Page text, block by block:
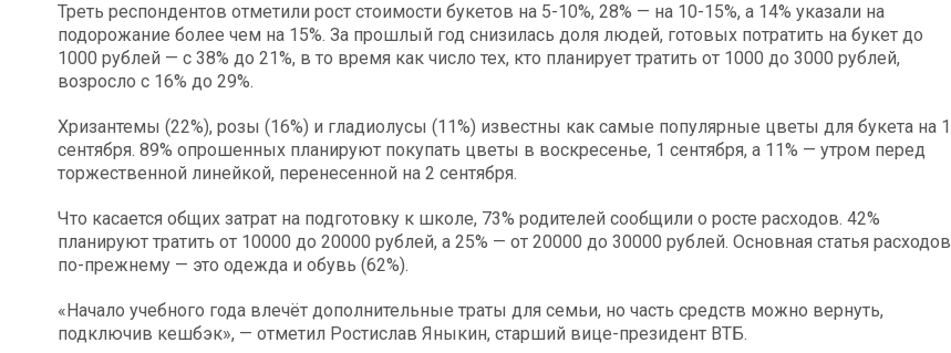
Треть респондентов отметили рост стоимости букетов на 5-10%, 28% — на 10-15%, а 14% указали на
подорожание более чем на 15%. За прошлый год снизилась доля людей, готовых потратить на букет до
1000 рублей — с 38% до 21%, в то время как число тех, кто планирует тратить от 1000 до 3000 рублей,
возросло с 16% до 29%.
Хризантемы (22%), розы (16%) и гладиолусы (11%) известны как самые популярные цветы для букета на 1
сентября. 89% опрошенных планируют покупать цветы в воскресенье, 1 сентября, а 11% — утром перед
торжественной линейкой, перенесенной на 2 сентября.
Что касается общих затрат на подготовку к школе, 73% родителей сообщили о росте расходов. 42%
планируют тратить от 10000 до 20000 рублей, а 25% — от 20000 до 30000 рублей. Основная статья расходов
по-прежнему — это одежда и обувь (62%).
«Начало учебного года влечёт дополнительные траты для семьи, но часть средств можно вернуть,
подключив кешбэк», — отметил Ростислав Яныкин, старший вице-президент ВТБ.